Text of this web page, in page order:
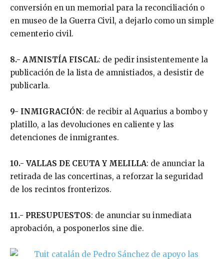
conversión en un memorial para la reconciliación o
en museo de la Guerra Civil, a dejarlo como un simple
cementerio civil.
8.- AMNISTÍA FISCAL: de pedir insistentemente la
publicación de la lista de amnistiados, a desistir de
publicarla.
9- INMIGRACIÓN: de recibir al Aquarius a bombo y
platillo, a las devoluciones en caliente y las
detenciones de inmigrantes.
10.- VALLAS DE CEUTA Y MELILLA: de anunciar la
retirada de las concertinas, a reforzar la seguridad
de los recintos fronterizos.
11.- PRESUPUESTOS: de anunciar su inmediata
aprobación, a posponerlos sine die.